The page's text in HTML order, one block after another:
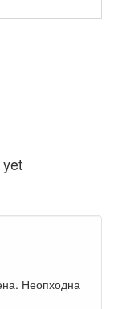
Неопходна